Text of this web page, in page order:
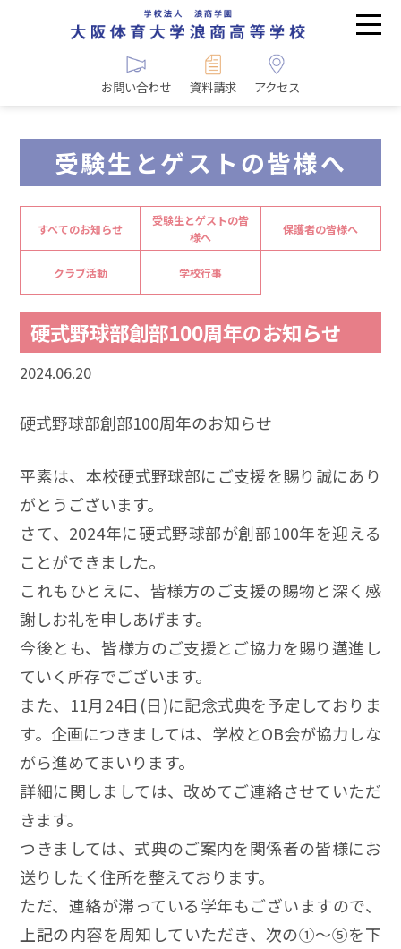
お問い合わせ 資料請求 アクセス
受験生とゲストの皆様へ
すべてのお知らせ
受験生とゲストの皆
様へ
保護者の皆様へ
クラブ活動 学校行事
硬式野球部創部100周年のお知らせ
2024.06.20
硬式野球部創部100周年のお知らせ
平素は、本校硬式野球部にご支援を賜り誠にあり
がとうございます。
さて、2024年に硬式野球部が創部100年を迎える
ことができました。
これもひとえに、皆様方のご支援の賜物と深く感
謝しお礼を申しあげます。
今後とも、皆様方のご支援とご協力を賜り邁進し
ていく所存でございます。
また、11月24日(日)に記念式典を予定しておりま
す。企画につきましては、学校とOB会が協力しな
がら進めてまいります。
詳細に関しましては、改めてご連絡させていただ
きます。
つきましては、式典のご案内を関係者の皆様にお
送りしたく住所を整えております。
ただ、連絡が滞っている学年もございますので、
上記の内容を周知していただき、次の①～⑤を下